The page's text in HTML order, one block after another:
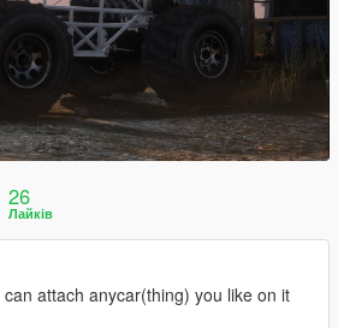
26
Лайків
attach anycar(thing) you like on it